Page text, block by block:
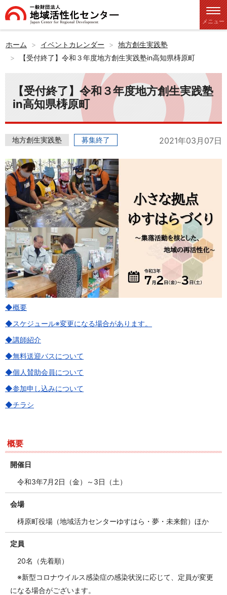
メニュー
ホーム イベントカレンダー
地方創生実践塾
【受付終了】令和３年度地方創生実践塾in高知県梼原町
【受付終了】令和３年度地方創生実践塾
in高知県梼原町
地方創生実践塾 募集終了 2021年03月07日
◆概要
◆スケジュール※変更になる場合があります。
◆講師紹介
◆無料送迎バスについて
◆個人賛助会員について
◆参加申し込みについて
◆チラシ
概要
開催日
令和3年7月2日（金）～3日（土）
会場
梼原町役場（地域活力センターゆすはら・夢・未来館）ほか
定員
20名
（先着順）
※新型コロナウイルス感染症の感染状況に応じて、定員が変更
になる場合がございます。